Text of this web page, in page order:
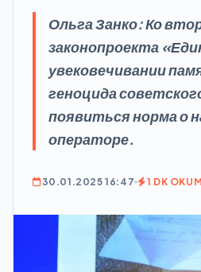
Ольга Занко: Ко
законопроекта
увековечивании
геноцида
появиться норма о
операторе.
30.01.2025 16:47 1 DK